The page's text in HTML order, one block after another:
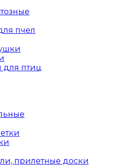
пчел
птиц
прилетные доски